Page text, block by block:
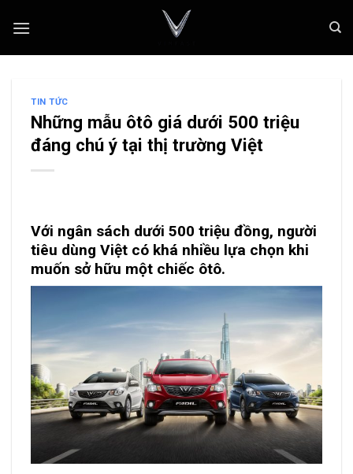
TIN TỨC
Những mẫu ôtô giá dưới 500 triệu
đáng chú ý tại thị trường Việt
Với ngân sách dưới 500 triệu đồng, người
tiêu dùng Việt có khá nhiều lựa chọn khi
muốn sở hữu một chiếc ôtô.